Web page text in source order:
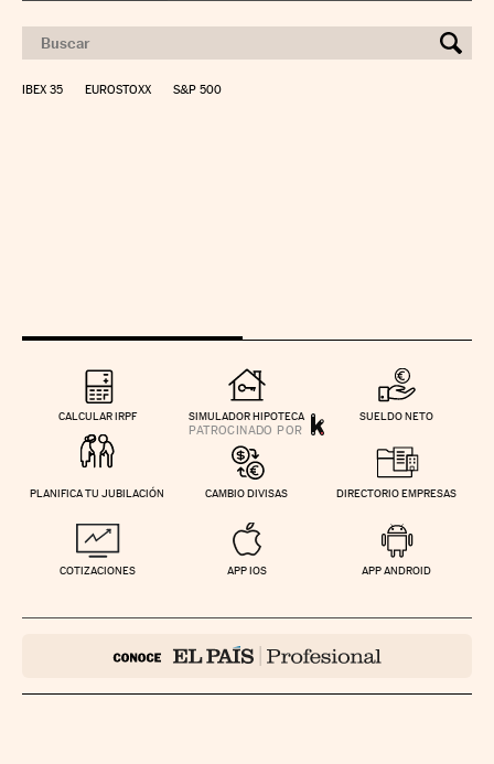
IBEX 35 EUROSTOXX S&P 500
CALCULAR IRPF SIMULADOR HIPOTECA SUELDO NETO
PLANIFICA TU JUBILACIÓN CAMBIO DIVISAS DIRECTORIO EMPRESAS
COTIZACIONES APP IOS APP ANDROID